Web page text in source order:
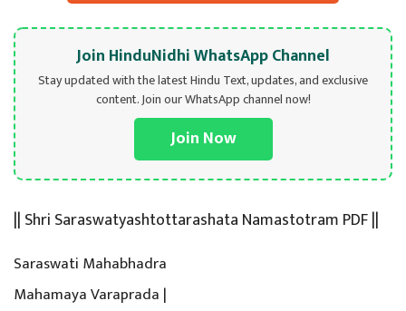
Join HinduNidhi WhatsApp Channel
Stay updated with the latest Hindu Text, updates, and exclusive
content. Join our WhatsApp channel now!
Join Now
|| Shri Saraswatyashtottarashata Namastotram PDF ||
Saraswati Mahabhadra
Mahamaya Varaprada |